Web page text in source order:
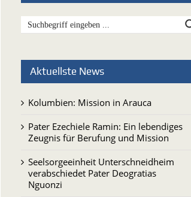
Aktuellste News
Kolumbien: Mission in Arauca
Pater Ezechiele Ramin: Ein lebendiges
Zeugnis für Berufung und Mission
Seelsorgeeinheit Unterschneidheim
verabschiedet Pater Deogratias
Nguonzi